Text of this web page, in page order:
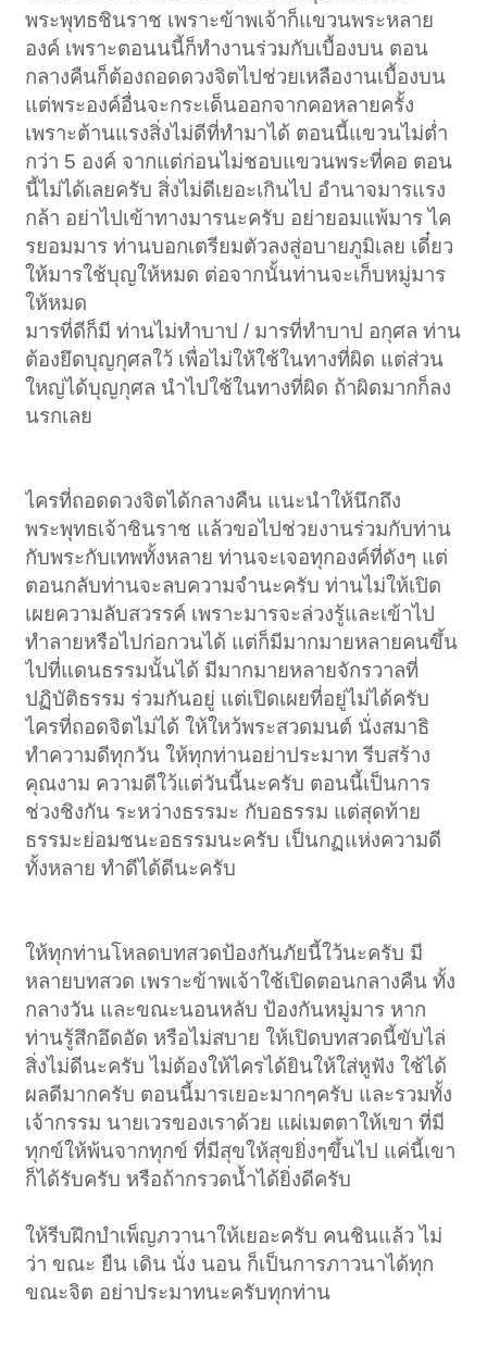
พระพุทธชินราช เพราะข้าพเจ้าก็แขวนพระหลาย
องค์ เพราะตอนนนี้ก็ทำงานร่วมกับเบื้องบน ตอน
กลางคืนก็ต้องถอดดวงจิตไปช่วยเหลืองานเบื้องบน
แต่พระองค์อื่นจะกระเด็นออกจากคอหลายครั้ง
เพราะต้านแรงสิ่งไม่ดีที่ทำมาได้ ตอนนี้แขวนไม่ต่ำ
กว่า 5 องค์ จากแต่ก่อนไม่ชอบแขวนพระที่คอ ตอน
นี้ไม่ได้เลยครับ สิ่งไม่ดีเยอะเกินไป อำนาจมารแรง
กล้า อย่าไปเข้าทางมารนะครับ อย่ายอมแพ้มาร ไค
รยอมมาร ท่านบอกเตรียมตัวลงสู่อบายภูมิเลย เดี๋ยว
ให้มารใช้บุญให้หมด ต่อจากนั้นท่านจะเก็บหมู่มาร
ให้หมด
มารที่ดีก็มี ท่านไม่ทำบาป / มารที่ทำบาป อกุศล ท่าน
ต้องยึดบุญกุศลใว้ เพื่อไม่ให้ใช้ในทางที่ผิด แต่ส่วน
ใหญ่ได้บุญกุศล นำไปใช้ในทางที่ผิด ถ้าผิดมากก็ลง
นรกเลย
ไครที่ถอดดวงจิตได้กลางคืน แนะนำให้นึกถึง
พระพุทธเจ้าชินราช แล้วขอไปช่วยงานร่วมกับท่าน
กับพระกับเทพทั้งหลาย ท่านจะเจอทุกองค์ที่ดังๆ แต่
ตอนกลับท่านจะลบความจำนะครับ ท่านไม่ให้เปิด
เผยความลับสวรรค์ เพราะมารจะล่วงรู้และเข้าไป
ทำลายหรือไปก่อกวนได้ แต่ก็มีมากมายหลายคนขึ้น
ไปที่แดนธรรมนั้นได้ มีมากมายหลายจักรวาลที่
ปฏิบัติธรรม ร่วมกันอยู่ แต่เปิดเผยที่อยู่ไม่ได้ครับ
ไครที่ถอดจิตไม่ได้ ให้ใหว้พระสวดมนต์ นั่งสมาธิ
ทำความดีทุกวัน ให้ทุกท่านอย่าประมาท รีบสร้าง
คุณงาม ความดีใว้แต่วันนี้นะครับ ตอนนี้เป็นการ
ช่วงชิงกัน ระหว่างธรรมะ กับอธรรม แต่สุดท้าย
ธรรมะย่อมชนะอธรรมนะครับ เป็นกฏแห่งความดี
ทั้งหลาย ทำดีได้ดีนะครับ
ให้ทุกท่านโหลดบทสวดป้องกันภัยนี้ใว้นะครับ มี
หลายบทสวด เพราะข้าพเจ้าใช้เปิดตอนกลางคืน ทั้ง
กลางวัน และขณะนอนหลับ ป้องกันหมู่มาร หาก
ท่านรู้สึกอึดอัด หรือไม่สบาย ให้เปิดบทสวดนี้ขับไล่
สิ่งไม่ดีนะครับ ไม่ต้องให้ไครได้ยินให้ใส่หูฟัง ใช้ได้
ผลดีมากครับ ตอนนี้มารเยอะมากๆครับ และรวมทั้ง
เจ้ากรรม นายเวรของเราด้วย แผ่เมตตาให้เขา ที่มี
ทุกข์ให้พ้นจากทุกข์ ที่มีสุขให้สุขยิ่งๆขึ้นไป แค่นี้เขา
ก็ได้รับครับ หรือถ้ากรวดน้ำได้ยิ่งดีครับ
ให้รีบฝึกบำเพ็ญภวานาให้เยอะครับ คนชินแล้ว ไม่
ว่า ขณะ ยืน เดิน นั่ง นอน ก็เป็นการภาวนาได้ทุก
ขณะจิต อย่าประมาทนะครับทุกท่าน